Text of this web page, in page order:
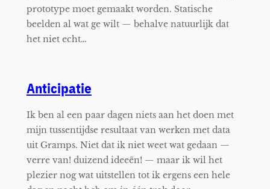
prototype moet gemaakt worden. Statische
beelden al wat ge wilt — behalve natuurlijk dat
het niet echt…
Anticipatie
Ik ben al een paar dagen niets aan het doen met
mijn tussentijdse resultaat van werken met data
uit Gramps. Niet dat ik niet weet wat gedaan —
verre van! duizend ideeën! — maar ik wil het
plezier nog wat uitstellen tot ik ergens een hele